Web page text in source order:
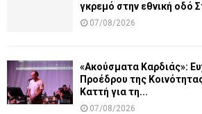
γκρεμό στην εθνική οδό
07/08/2026
«Ακούσματα Καρδιάς»:
Προέδρου της
Καττή για τη...
07/08/2026